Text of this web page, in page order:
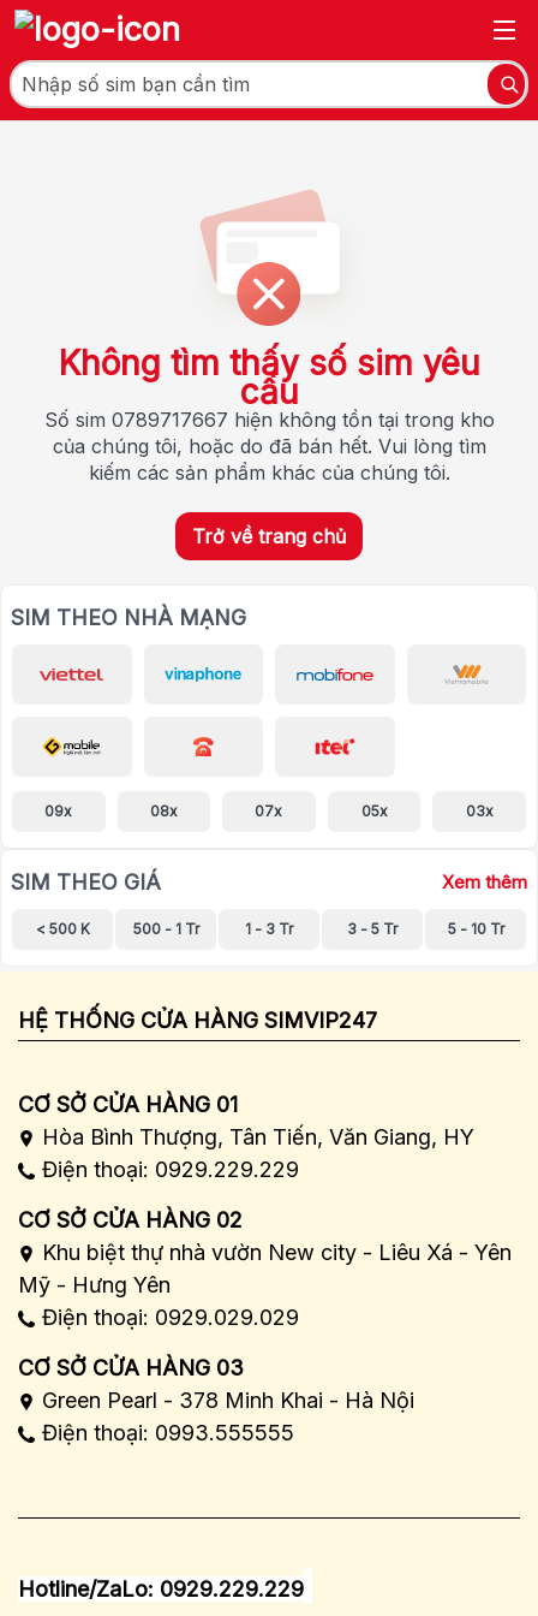
Không tìm thấy số sim yêu
cầu
Số sim 0789717667 hiện không tồn tại trong kho
của chúng tôi, hoặc do đã bán hết. Vui lòng tìm
kiếm các sản phẩm khác của chúng tôi.
Trở về trang chủ
SIM THEO NHÀ MẠNG
09x 08x 07x 05x 03x
SIM THEO GIÁ Xem thêm
< 500 K 500 - 1 Tr 1 - 3 Tr 3 - 5 Tr 5 - 10 Tr
HỆ THỐNG CỬA HÀNG SIMVIP247
CƠ SỞ CỬA HÀNG 01
Hòa Bình Thượng, Tân Tiến, Văn Giang, HY
Điện thoại: 0929.229.229
CƠ SỞ CỬA HÀNG 02
Khu biệt thự nhà vườn New city - Liêu Xá - Yên
Mỹ - Hưng Yên
Điện thoại: 0929.029.029
CƠ SỞ CỬA HÀNG 03
Green Pearl - 378 Minh Khai - Hà Nội
Điện thoại: 0993.555555
Hotline/ZaLo: 0929.229.229